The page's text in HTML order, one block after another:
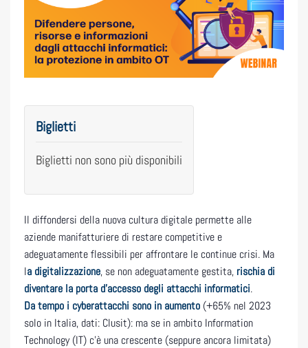
Biglietti
Biglietti non sono più disponibili
Il diffondersi della nuova cultura digitale permette alle
aziende manifatturiere di restare competitive e
adeguatamente flessibili per affrontare le continue crisi. Ma
la digitalizzazione, se non adeguatamente gestita, rischia di
diventare la porta d’accesso degli attacchi informatici.
Da tempo i cyberattacchi sono in aumento (+65% nel 2023
solo in Italia, dati: Clusit): ma se in ambito Information
Technology (IT) c’è una crescente (seppure ancora limitata)